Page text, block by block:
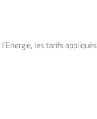
les tarifs appliqués